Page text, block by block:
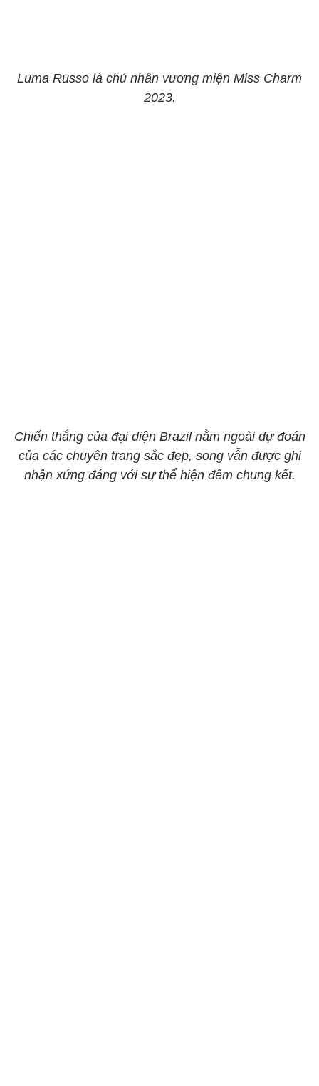
Luma Russo là chủ nhân vương miện Miss Charm
2023.
Chiến thắng của đại diện Brazil nằm ngoài dự đoán
của các chuyên trang sắc đẹp, song vẫn được ghi
nhận xứng đáng với sự thể hiện đêm chung kết.